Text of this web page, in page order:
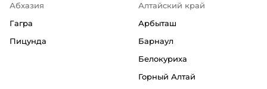
Абхазия
Гагра
Пицунда
Алтайский край
Арбыташ
Барнаул
Белокуриха
Горный Алтай